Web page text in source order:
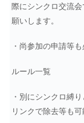
際にシンクロ交流
願いします。
・尚参加の申請等
ルール一覧
・別にシンクロ縛
リンクで除去等も可